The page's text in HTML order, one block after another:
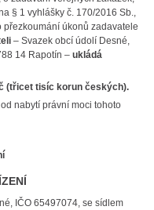
§ 1 vyhlášky č. 170/2016 Sb.,
úkonů zadavatele
– Svazek obcí údolí Desné,
14 Rapotín – ukládá
(třicet tisíc korun českých).
nabytí právní moci tohoto
IČO 65497074, se sídlem